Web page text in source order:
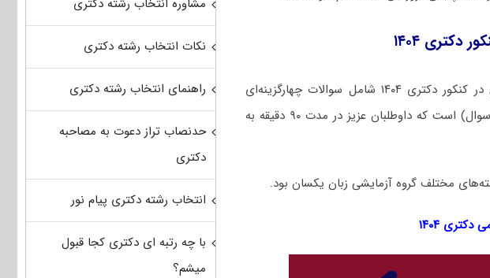
۱۴۰۴
دفترچه سوالات آزمون استعداد تحصیلی و زبان انگلیسی عمومی در کنکور دکتری ۱۴۰۴ شامل سوالات چهارگزینه‌ای
دروس استعداد تحصیلی (۲۵ سوال) و زبان انگلیسی عمومی (۴۰ سوال) است که داوطلبان عزیز در مدت ۹۰ دقیقه به
مختلف گروه آزمایشی زبان یکسان بود.
۱۴۰۴
نکات انتخاب رشته دکتری
راهنمای انتخاب رشته دکتری
حدنصاب تراز دعوت به مصاحبه
دکتری
انتخاب رشته دکتری پیام نور
با چه رتبه ای دکتری کجا قبول
میشم؟